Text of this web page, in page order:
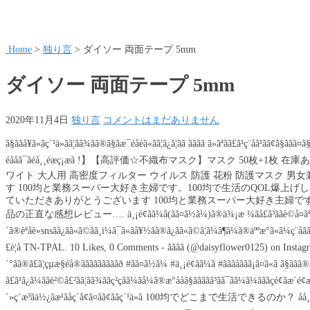
Home > 独り言 > ダイソー 両面テープ 5mm
ダイソー 両面テープ 5mm
2020年11月4日 独り言 コメントはまだありません
ã§ããå¥ã«ãç´¹ä»ãã¦ãã¾ãã®ã§ãæ¯éåèã«ãã¦ã¿ã¦ãã ããã­ã
éååã¯ãéå¸¸éæç¡æã !】【高評価☆不織布マスク】マスク
ワイト 大人用 高密度フィルター ウイルス 防護 花粉 防護マスク 男
す 100均と業務スーパー大好き主婦です。100均で生活のQOL爆上
ていただきありがとうございます 100均と業務スーパー大好き主婦
品の正直な感想レビュー…. ä¸¡é¢ãã¼ã(ãã¤ã½ã¼)ã®ä¾¡æ
£è¦å TN-TPAL. 10 Likes, 0 Comments - ãããã (@daisyflower0125) on Instagram:
´°ãã®ã£ã¦çµæ§éå®ãããããããããð #ãã¤ã½ã¼ #ä¸¡é¢ãã¼ã #ãããåããã¡ã¤ã«â
´»ç¨æ³ãä½¿ãæ¹ãåç´ã¢ã¤ãã¢ããç´¹ä»ã 100均でどこまで生活できるのか？